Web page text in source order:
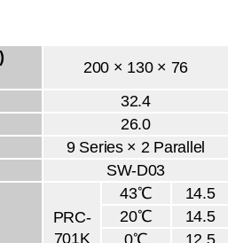
200 × 130 × 76
32.4
26.0
9 Series × 2 Parallel
SW-D03
PRC-
701K
43℃
14.5
20℃
14.5
0℃
12.5